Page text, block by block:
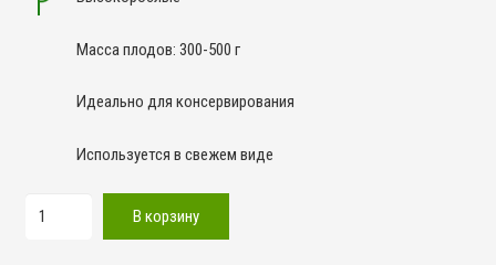
Масса плодов: 300-500 г
Идеально для консервирования
Используется в свежем виде
Количество
В корзину